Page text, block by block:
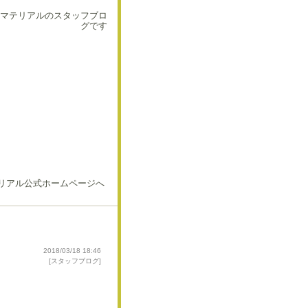
テリアルのスタッフブロ
グです
2018/03/18 18:46
[スタッフブログ]